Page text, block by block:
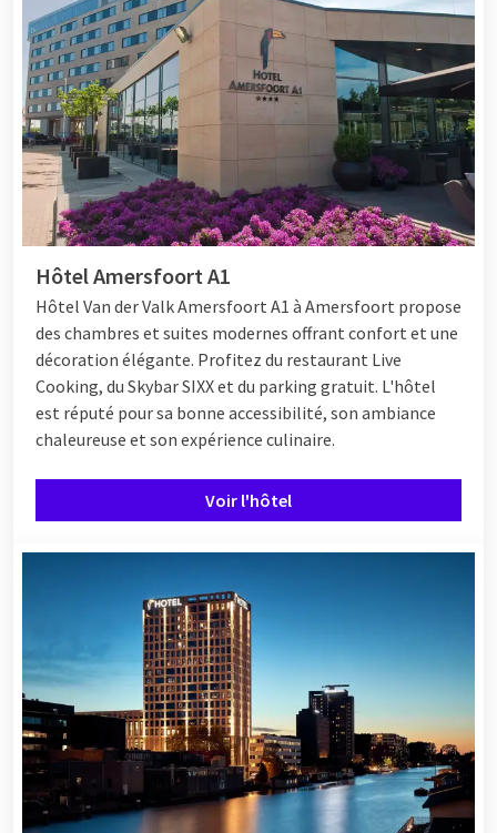
Hôtel Amersfoort A1
Hôtel Van der Valk Amersfoort A1 à Amersfoort propose
des chambres et suites modernes offrant confort et une
décoration élégante. Profitez du restaurant Live
Cooking, du Skybar SIXX et du parking gratuit. L'hôtel
est réputé pour sa bonne accessibilité, son ambiance
chaleureuse et son expérience culinaire.
Voir l'hôtel